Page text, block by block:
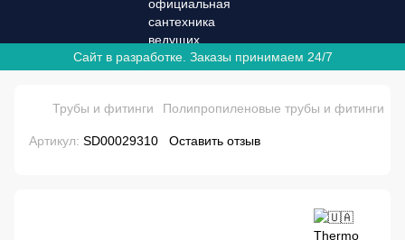
Сайт в разработке. Заказы принимаем 24/7
Трубы и фитинги Полипропиленовые трубы и фитинги
Артикул: SD00029310 Оставить отзыв